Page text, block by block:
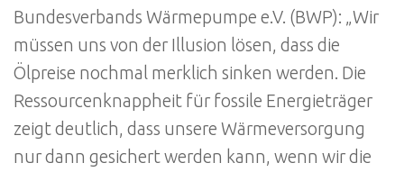
Bundesverbands Wärmepumpe e.V. (BWP): „Wir
müssen uns von der Illusion lösen, dass die
Ölpreise nochmal merklich sinken werden. Die
Ressourcenknappheit für fossile Energieträger
zeigt deutlich, dass unsere Wärmeversorgung
nur dann gesichert werden kann, wenn wir die